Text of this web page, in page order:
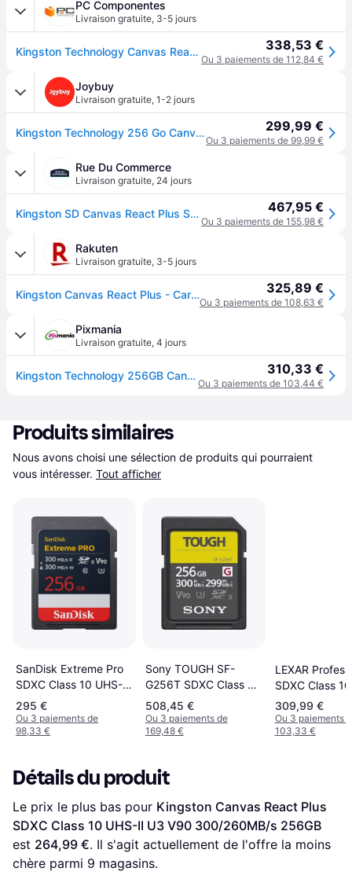
PC Componentes
Livraison gratuite, 3-5 jours
Kingston Technology Canvas React Plus 256 Go SD UHS-II Classe 10 Noir 338,53 €
Ou 3 paiements de 112,84 €
Joybuy
Livraison gratuite, 1-2 jours
Kingston Technology 256 Go Canvas React Plus SDHC UHS-II 300R/260W U3 V90 pour Full HD/4K/8K 299,99 €
Ou 3 paiements de 99,99 €
Rue Du Commerce
Livraison gratuite, 24 jours
Kingston SD Canvas React Plus SDR2/256GB 467,95 €
Ou 3 paiements de 155,98 €
Rakuten
Livraison gratuite, 3-5 jours
Kingston Canvas React Plus - Carte mémoire flash - 256 Go - Video Class V90 / UHS-II U3 / Class10 - SDXC UHS-II 325,89 €
Ou 3 paiements de 108,63 €
Pixmania
Livraison gratuite, 4 jours
Kingston Technology 256GB Canvas React Plus SDXC UHS-II 300R/260W U3 V90 for Full HD/4K/8K - Neuf - Noir 310,33 €
Ou 3 paiements de 103,44 €
Produits similaires
Nous avons choisi une sélection de produits qui pourraient
vous intéresser. Tout afficher
SanDisk Extreme Pro
SDXC Class 10 UHS-II
U3 V90 300/300MB/s
256GB
295 €
Ou 3 paiements de
98,33 €
Sony TOUGH SF-
G256T SDXC Class 10
UHS-II U3 V90
300/299MB/s 256GB
508,45 €
Ou 3 paiements de
169,48 €
LEXAR
SDXC Class
U3 V90 300/
256GB
309,99 €
Ou 3 paiements
103,33 €
Détails du produit
Le prix le plus bas pour Kingston Canvas React Plus
SDXC Class 10 UHS-II U3 ​​V90 300/260MB/s 256GB
est 264,99 €. Il s'agit actuellement de l'offre la moins
chère parmi 9 magasins.